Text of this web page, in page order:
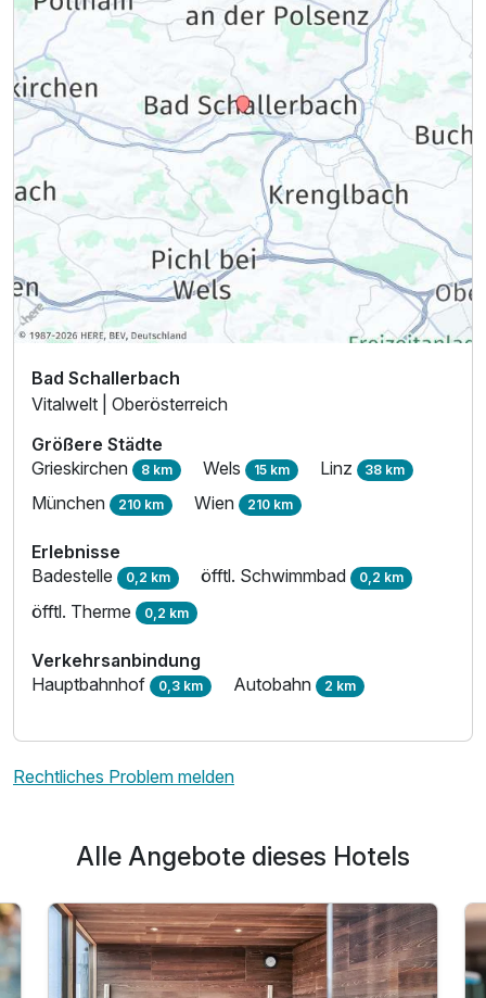
Bad Schallerbach
Vitalwelt | Oberösterreich
Größere Städte
Grieskirchen 8 km Wels 15 km Linz 38 km
München 210 km Wien 210 km
Erlebnisse
Badestelle 0,2 km öfftl. Schwimmbad 0,2 km
öfftl. Therme 0,2 km
Verkehrsanbindung
Hauptbahnhof 0,3 km Autobahn 2 km
Rechtliches Problem melden
Alle Angebote dieses Hotels